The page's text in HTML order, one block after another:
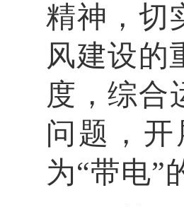
精神，切
风建设的
度，综合
问题，
为“带电”